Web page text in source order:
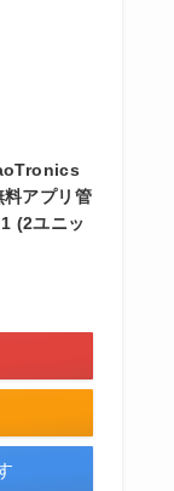
アプリ管
(2ユニッ